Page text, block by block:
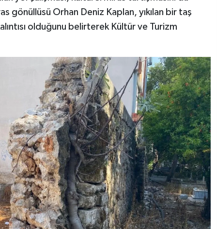
gönüllüsü Orhan Deniz Kaplan, yıkılan bir taş
olduğunu belirterek Kültür ve Turizm